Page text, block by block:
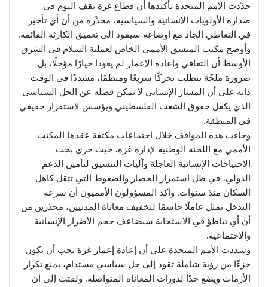
جدّدت الأمم المتحدة تأكيدها أن قطاع غزة يقف اليوم في
صدارة الأولويات الإنسانية والسياسية، محذّرة من أن أي تأخير
في التعاطي الجاد مع أوضاعه سيقود إلى تعميق الكارثة القائمة.
وأوضح مكتب المنسق الأممي الخاص لعملية السلام في الشرق
الأوسط أن التعافي وإعادة الإعمار لم يعودا خيارًا مؤجلًا، بل
ضرورة ملحّة تتطلب تحركًا سريعًا ومنظمًا، مشددًا في الوقت
ذاته على أن المسار الإنساني لا يمكن فصله عن الحل السياسي
الذي يكفل حقوق الشعب الفلسطيني ويؤسس لاستقرار حقيقي
في المنطقة.
وجاءت هذه المواقف خلال اجتماعات مكثفة عقدها المكتب
الأممي مع اللجنة الوطنية لإدارة غزة، حيث جرى بحث
الاحتياجات الإنسانية العاجلة وآليات التنسيق لتأمين الدعم
الدولي، في ظل استمرار الحصار والضغوط التي تثقل كاهل
السكان منذ سنوات. وأكد المسؤولون الأمميون أن سرعة
التدخل تمثل عاملًا حاسمًا لتخفيف معاناة المدنيين، محذرين من
أن أي تباطؤ في الاستجابة سيضاعف حجم الأضرار الإنسانية
والاجتماعية.
وشددت الأمم المتحدة على أن إعادة إعمار غزة يجب أن تكون
جزءًا من رؤية شاملة تقود إلى حل سياسي مستدام، يمنع تكرار
الأزمات ويضع حدًا لدورات المعاناة المتواصلة. ولفتت إلى أن